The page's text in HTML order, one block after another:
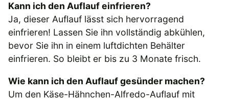
Kann ich den Auflauf einfrieren?
Ja, dieser Auflauf lässt sich hervorragend
einfrieren! Lassen Sie ihn vollständig abkühlen,
bevor Sie ihn in einem luftdichten Behälter
einfrieren. So bleibt er bis zu 3 Monate frisch.
Wie kann ich den Auflauf gesünder machen?
Um den Käse-Hähnchen-Alfredo-Auflauf mit